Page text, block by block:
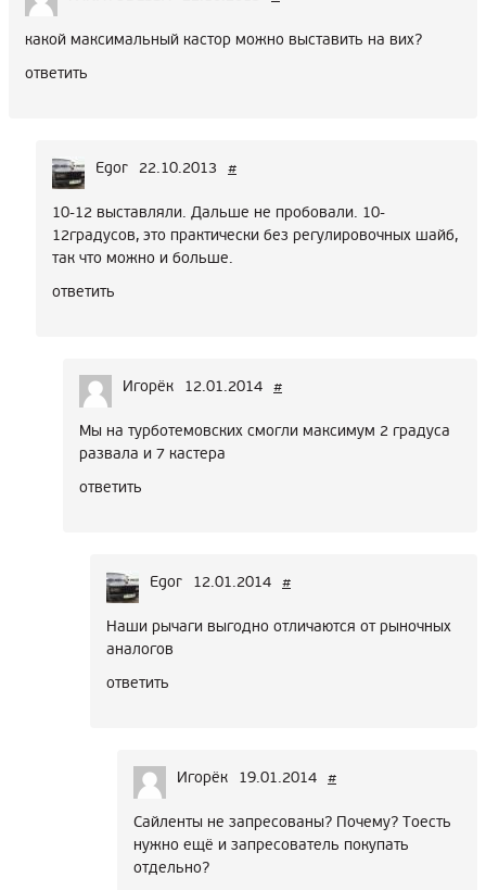
какой максимальный кастор можно выставить на вих?
ответить
Egor 22.10.2013 #
10-12 выставляли. Дальше не пробовали. 10-
12градусов, это практически без регулировочных шайб,
так что можно и больше.
ответить
Игорёк 12.01.2014 #
Мы на турботемовских смогли максимум 2 градуса
развала и 7 кастера
ответить
Egor 12.01.2014 #
Наши рычаги выгодно отличаются от рыночных
аналогов
ответить
Игорёк 19.01.2014 #
Сайленты не запресованы? Почему? Тоесть
нужно ещё и запресователь покупать
отдельно?